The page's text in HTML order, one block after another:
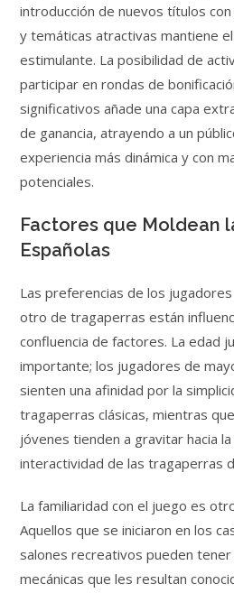
introducción de nuevos títulos
y temáticas atractivas mantiene
estimulante. La posibilidad de
participar en rondas de
significativos añade una capa
de ganancia, atrayendo a un
experiencia más dinámica y con
potenciales.
Factores que Moldean
Españolas
Las preferencias de los
otro de tragaperras están
confluencia de factores. La edad
importante; los jugadores de
sienten una afinidad por la
tragaperras clásicas, mientras
jóvenes tienden a gravitar hacia
interactividad de las tragaperras
La familiaridad con el juego es
Aquellos que se iniciaron en los
salones recreativos pueden
mecánicas que les resultan